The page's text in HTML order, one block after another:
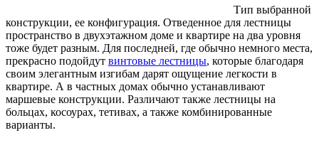
Тип выбранной
конструкции, ее конфигурация. Отведенное для лестницы
пространство в двухэтажном доме и квартире на два уровня
тоже будет разным. Для последней, где обычно немного места,
прекрасно подойдут винтовые лестницы, которые благодаря
своим элегантным изгибам дарят ощущение легкости в
квартире. А в частных домах обычно устанавливают
маршевые конструкции. Различают также лестницы на
больцах, косоурах, тетивах, а также комбинированные
варианты.